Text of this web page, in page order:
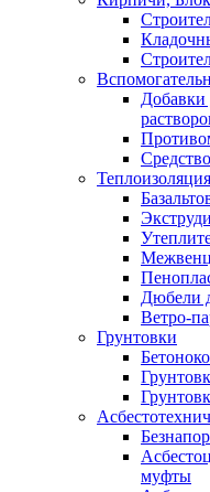
Добавки
Дюбели
Ветро-
Грунтовки
муфты